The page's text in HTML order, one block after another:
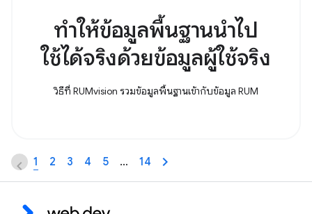
ทําให้ข้อมูลพื้นฐานนําไป
ใช้ได้จริงด้วยข้อมูลผู้ใช้จริง
วิธีที่ RUMvision รวมข้อมูลพื้นฐานเข้ากับข้อมูล RUM
1 2 3 4 5 … 14